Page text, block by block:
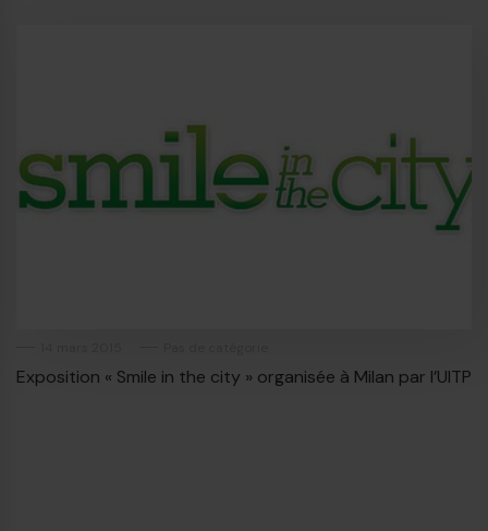
Exposition « Smile in the city » organisée à Milan par l’UITP